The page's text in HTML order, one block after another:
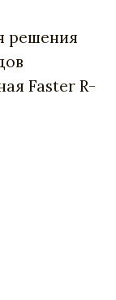
решения
Faster R-